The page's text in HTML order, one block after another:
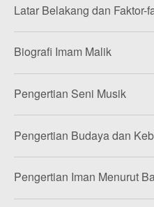
Latar Belakang dan Faktor-
Biografi Imam Malik
Pengertian Seni Musik
Pengertian Budaya dan
Pengertian Iman Menurut